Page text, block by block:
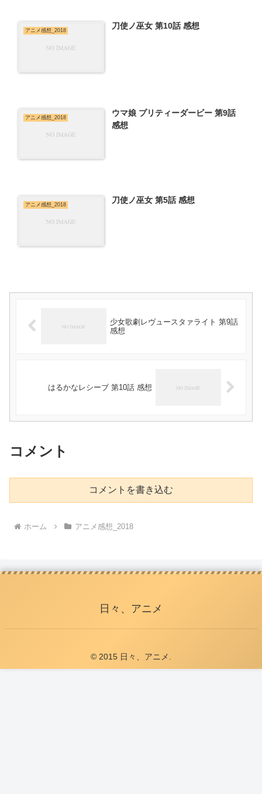
アニメ感想_2018 刀使ノ巫女 第10話 感想
アニメ感想_2018
ウマ娘 プリティーダービー 第9話
感想
アニメ感想_2018 刀使ノ巫女 第5話 感想
少女歌劇レヴュースタァライト 第9話
感想
はるかなレシーブ 第10話 感想
コメント
コメントを書き込む
ホーム アニメ感想_2018
日々、アニメ
© 2015 日々、アニメ.